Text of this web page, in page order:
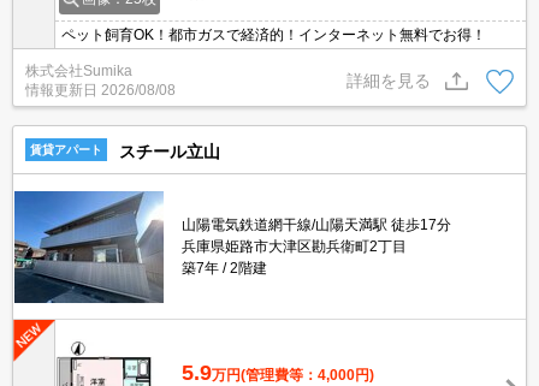
ペット飼育OK！都市ガスで経済的！インターネット無料でお得！
株式会社Sumika
情報更新日 2026/08/08
詳細を見る
賃貸アパート スチール立山
山陽電気鉄道網干線/山陽天満駅 徒歩17分
兵庫県姫路市大津区勘兵衛町2丁目
築7年
2階建
5.9万円(管理費等：4,000円)